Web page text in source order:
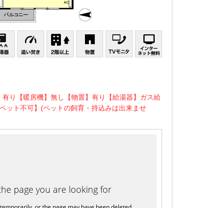
り【暖房機】無し【物置】有り【給湯器】ガス給
ット不可】(ペットの飼育・持込みは出来ませ